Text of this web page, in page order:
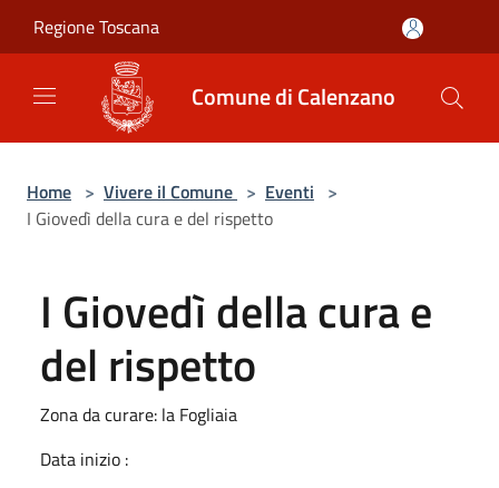
Regione Toscana
Comune di Calenzano
Home > Vivere il Comune > Eventi >
I Giovedì della cura e del rispetto
I Giovedì della cura e
del rispetto
Zona da curare: la Fogliaia
Data inizio :